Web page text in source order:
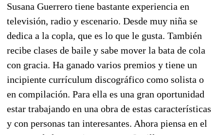
Susana Guerrero tiene bastante experiencia en
televisión, radio y escenario. Desde muy niña se
dedica a la copla, que es lo que le gusta. También
recibe clases de baile y sabe mover la bata de cola
con gracia. Ha ganado varios premios y tiene un
incipiente currículum discográfico como solista o
en compilación. Para ella es una gran oportunidad
estar trabajando en una obra de estas características
y con personas tan interesantes. Ahora piensa en el